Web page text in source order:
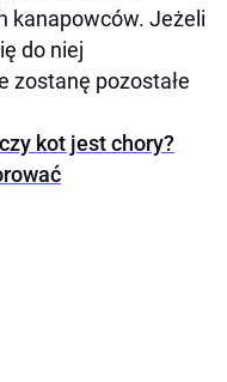
kanapowców. Jeżeli
do niej
zostanę pozostałe
kot jest chory?